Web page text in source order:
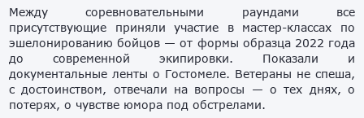
Между соревновательными раундами все
присутствующие приняли участие в мастер-классах по
эшелонированию бойцов — от формы образца 2022 года
до современной экипировки. Показали и
документальные ленты о Гостомеле. Ветераны не спеша,
с достоинством, отвечали на вопросы — о тех днях, о
потерях, о чувстве юмора под обстрелами.